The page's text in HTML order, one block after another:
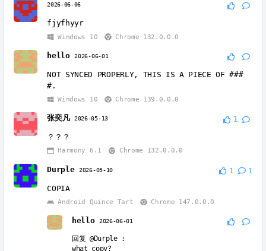
2026-06-06
fjyfhyyr
Windows 10 Chrome 132.0.0.0
hello 2026-06-01
NOT SYNCED PROPERLY, THIS IS A PIECE OF ###
#.
Windows 10 Chrome 139.0.0.0
张奕凡 2026-05-13 1
？？？
Harmony 6.1 Chrome 132.0.0.0
Durple 2026-05-10 1 1
COPIA
Android Quince Tart Chrome 147.0.0.0
hello 2026-06-01
回复@Durple:
what copy?